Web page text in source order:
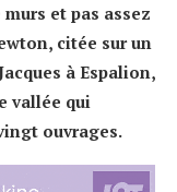
et pas assez
citée sur un
à Espalion,
vallée qui
ouvrages.